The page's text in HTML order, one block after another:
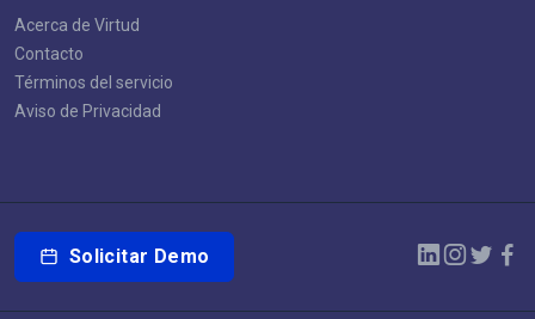
Acerca de Virtud
Contacto
Términos del servicio
Aviso de Privacidad
Solicitar Demo